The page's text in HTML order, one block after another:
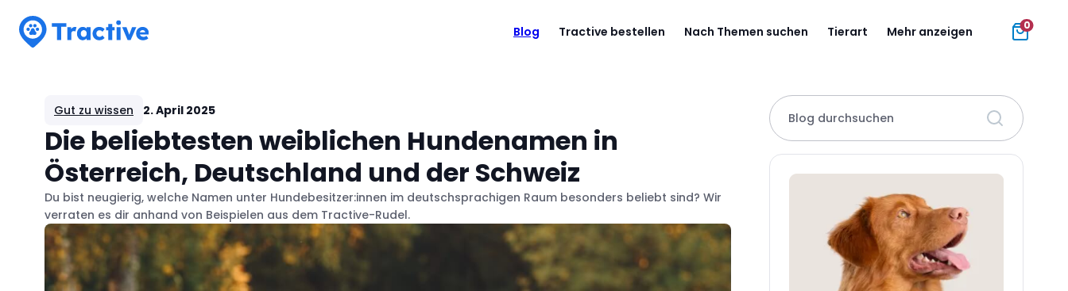
Blog Tractive bestellen Nach Themen suchen Tierart Mehr anzeigen 0
Gut zu wissen 2. April 2025
Die beliebtesten weiblichen Hundenamen in
Österreich, Deutschland und der Schweiz
Du bist neugierig, welche Namen unter Hundebesitzer:innen im deutschsprachigen Raum besonders beliebt sind? Wir
verraten es dir anhand von Beispielen aus dem Tractive-Rudel.
Blog durchsuchen